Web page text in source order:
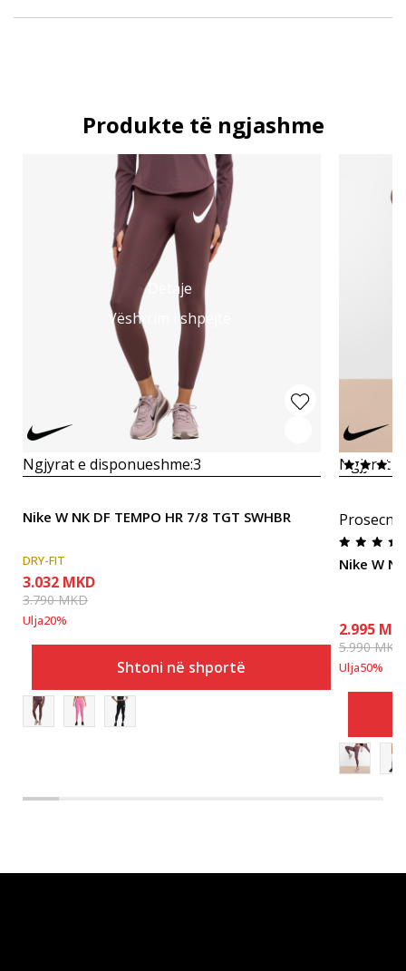
Produkte të ngjashme
Detaje
Vështrim i shpejtë
Ngjyrat e disponueshme:3
Nike W NK DF TEMPO HR 7/8 TGT SWHBR
DRY-FIT
3.032 MKD
3.790MKD
Ulja20%
Shtoni në shportë
Ngjyrat e
Nike W
2.995
5.990MKD
Ulja50%